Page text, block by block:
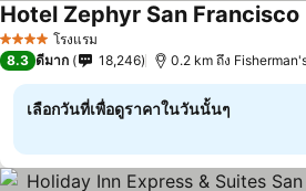
4 ดาว โรงแรม
Hotel Zephyr San Francisco
8.3 ดีมาก 18,246 0.2 km ถึง
เลือกวันที่เพื่อดูราคาในวันนั้นๆ